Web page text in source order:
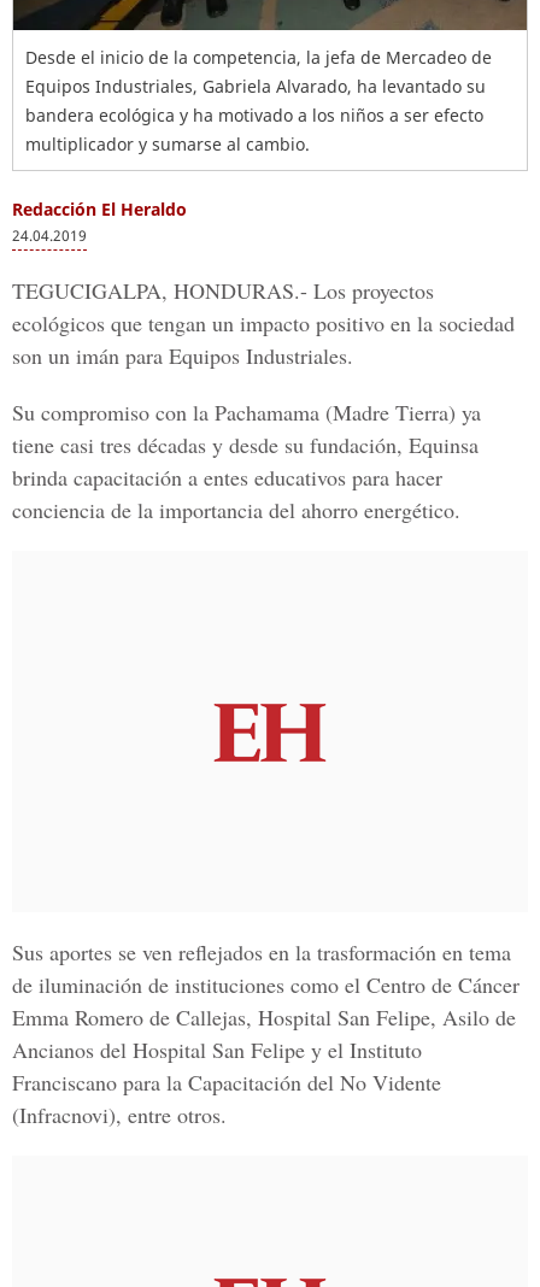
Desde el inicio de la competencia, la jefa de Mercadeo de
Equipos Industriales, Gabriela Alvarado, ha levantado su
bandera ecológica y ha motivado a los niños a ser efecto
multiplicador y sumarse al cambio.
Redacción El Heraldo
24.04.2019
TEGUCIGALPA, HONDURAS.- Los proyectos
ecológicos que tengan un impacto positivo en la sociedad
son un imán para Equipos Industriales.
Su compromiso con la Pachamama (Madre Tierra) ya
tiene casi tres décadas y desde su fundación, Equinsa
brinda capacitación a entes educativos para hacer
conciencia de la importancia del ahorro energético.
Sus aportes se ven reflejados en la trasformación en tema
de iluminación de instituciones como el Centro de Cáncer
Emma Romero de Callejas, Hospital San Felipe, Asilo de
Ancianos del Hospital San Felipe y el Instituto
Franciscano para la Capacitación del No Vidente
(Infracnovi), entre otros.